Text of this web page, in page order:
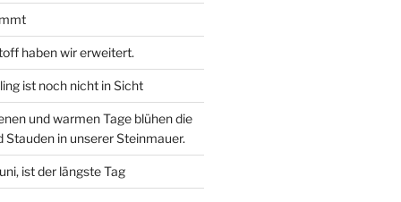
haben wir erweitert.
ist noch nicht in Sicht
und warmen Tage blühen die
Stauden in unserer Steinmauer.
ist der längste Tag